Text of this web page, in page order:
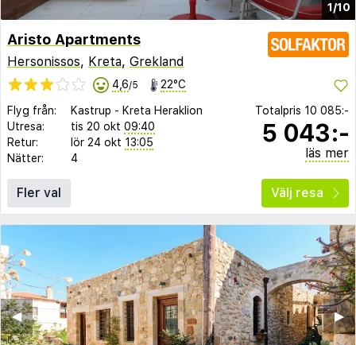
1/10
Aristo Apartments
Hersonissos, Kreta, Grekland
4,6/5 22°C
Flyg från: Kastrup - Kreta Heraklion
Utresa:
tis 20 okt 09:40
Retur:
lör 24 okt 13:05
Nätter:
4
Totalpris 10 085:-
5 043:-
läs mer
Fler val Välj resa
▶︎
◀︎